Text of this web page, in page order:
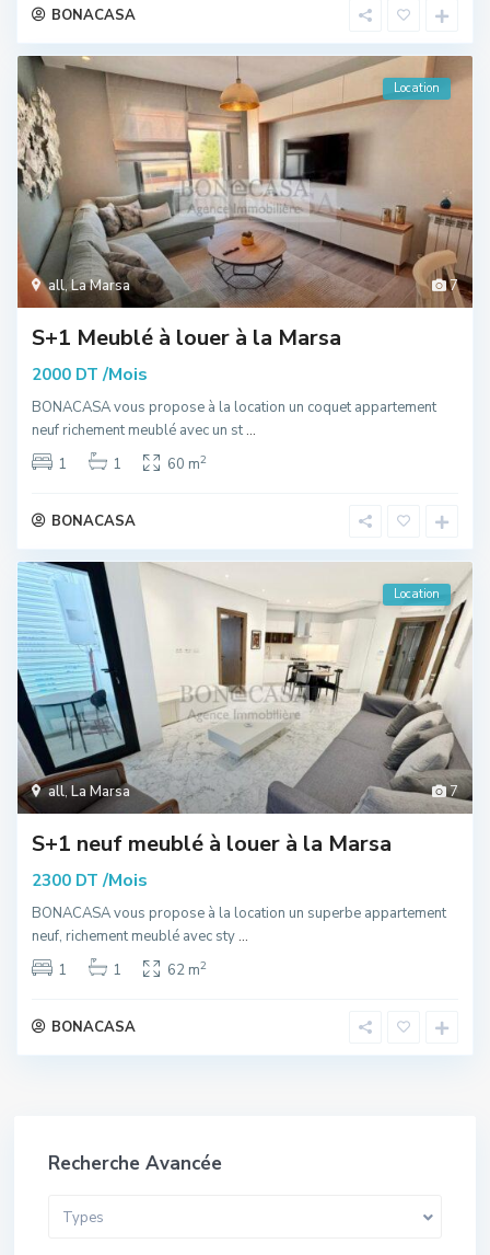
BONACASA
7
all,La Marsa
Location
S+1 Meublé à louer à la Marsa
2000 DT /Mois
BONACASA vous propose à la location un coquet appartement
neuf richement meublé avec un st...
1
1 60 m2
BONACASA
7
all,La Marsa
Location
S+1 neuf meublé à louer à la Marsa
2300 DT /Mois
BONACASA vous propose à la location un superbe appartement
neuf, richement meublé avec sty...
1
1 62 m2
BONACASA
Recherche Avancée
Types